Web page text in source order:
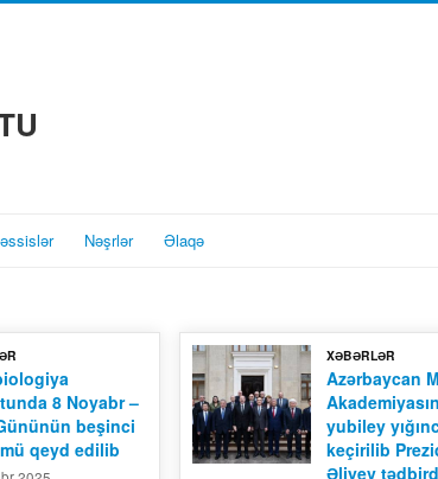
Nəşrlər Əlaqə
8 Noyabr –
beşinci
qeyd edilib
XƏBƏRLƏR
Azərbaycan
yubiley
keçirilib
Əliyev